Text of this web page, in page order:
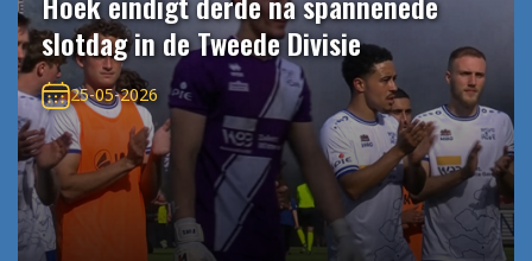
slotdag in de Tweede Divisie
25-05-2026